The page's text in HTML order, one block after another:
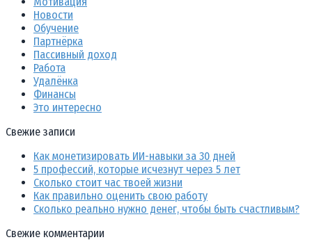
Новости
Обучение
Партнёрка
Пассивный доход
Работа
Удалёнка
Финансы
Это интересно
Свежие записи
Как монетизировать ИИ-навыки за 30 дней
5 профессий, которые исчезнут через 5 лет
Сколько стоит час твоей жизни
Как правильно оценить свою работу
Сколько реально нужно денег, чтобы быть счастливым?
Свежие комментарии